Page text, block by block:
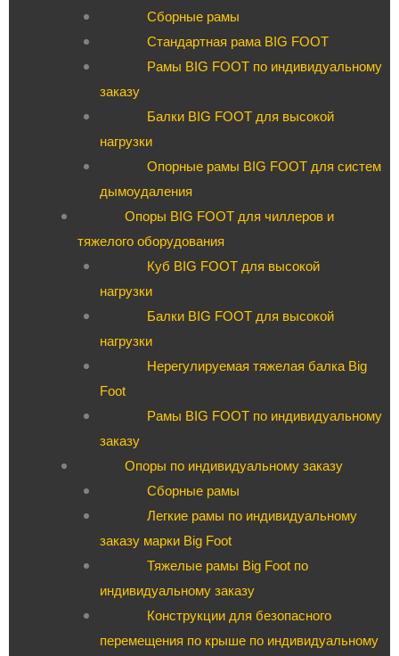
Сборные рамы
Стандартная рама BIG FOOT
Рамы BIG FOOT по индивидуальному
заказу
Балки BIG FOOT для высокой
нагрузки
Опорные рамы BIG FOOT для систем
дымоудаления
Опоры BIG FOOT для чиллеров и
тяжелого оборудования
Куб BIG FOOT для высокой
нагрузки
Балки BIG FOOT для высокой
нагрузки
Нерегулируемая тяжелая балка Big
Foot
Рамы BIG FOOT по индивидуальному
заказу
Опоры по индивидуальному заказу
Сборные рамы
Легкие рамы по индивидуальному
заказу марки Big Foot
Тяжелые рамы Big Foot по
индивидуальному заказу
Конструкции для безопасного
перемещения по крыше по индивидуальному